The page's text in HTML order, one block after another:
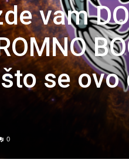
vam
se ovo
0